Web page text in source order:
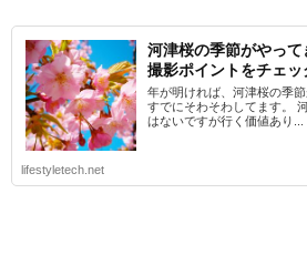
河津桜の季節がやって
撮影ポイントをチェッ
年が明ければ、河津桜の季
すでにそわそわしてます。
はないですが行く価値あり...
lifestyletech.net